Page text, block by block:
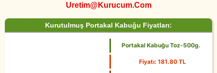
Uretim@kurucum.com
Kurutulmuş Portakal Kabuğu Fiyatları:
Portakal Kabuğu Toz-500g.
Fiyatı: 181.80 TL